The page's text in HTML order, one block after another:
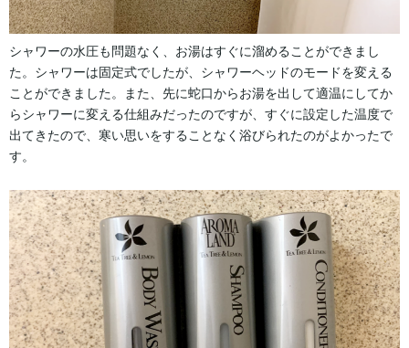
シャワーの水圧も問題なく、お湯はすぐに溜めることができまし
た。シャワーは固定式でしたが、シャワーヘッドのモードを変える
ことができました。また、先に蛇口からお湯を出して適温にしてか
らシャワーに変える仕組みだったのですが、すぐに設定した温度で
出てきたので、寒い思いをすることなく浴びられたのがよかったで
す。